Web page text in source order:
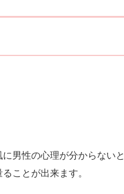
男性の心理が分からないと
ことが出来ます。